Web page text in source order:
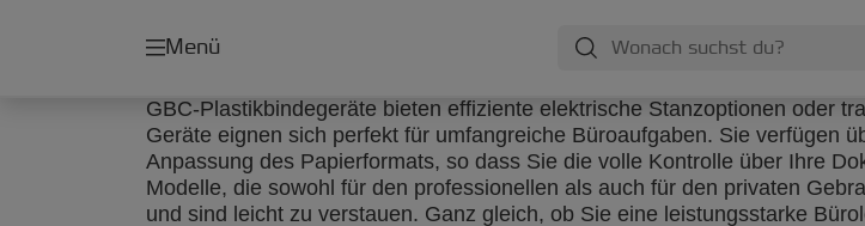
Menü
GBC-Plastikbindegeräte bieten effiziente elektrische Stanzoptionen oder
Geräte eignen sich perfekt für umfangreiche Büroaufgaben. Sie verfügen
Anpassung des Papierformats, so dass Sie die volle Kontrolle über Ihre
Modelle, die sowohl für den professionellen als auch für den privaten
und sind leicht zu verstauen. Ganz gleich, ob Sie eine leistungsstarke